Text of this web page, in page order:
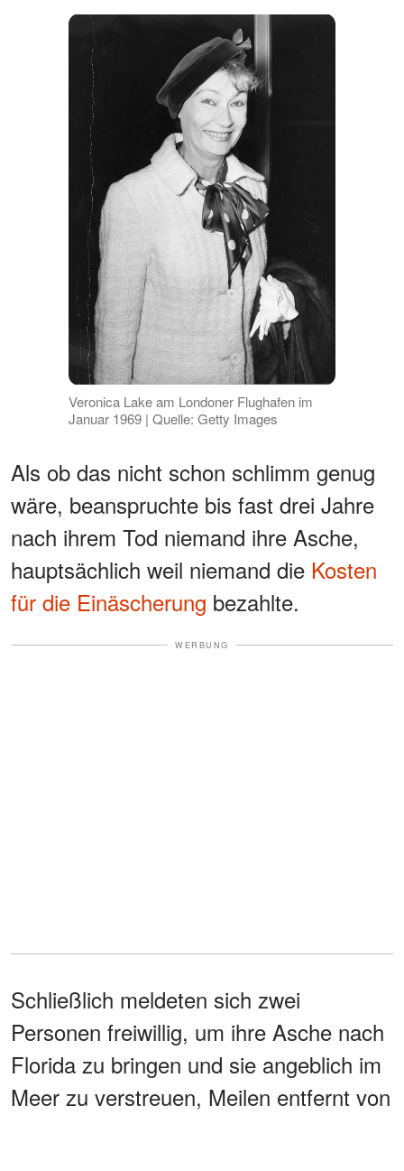
Veronica Lake am Londoner Flughafen im
Januar 1969 | Quelle: Getty Images
Als ob das nicht schon schlimm genug
wäre, beanspruchte bis fast drei Jahre
nach ihrem Tod niemand ihre Asche,
hauptsächlich weil niemand die Kosten
für die Einäscherung bezahlte.
WERBUNG
Schließlich meldeten sich zwei
Personen freiwillig, um ihre Asche nach
Florida zu bringen und sie angeblich im
Meer zu verstreuen, Meilen entfernt von